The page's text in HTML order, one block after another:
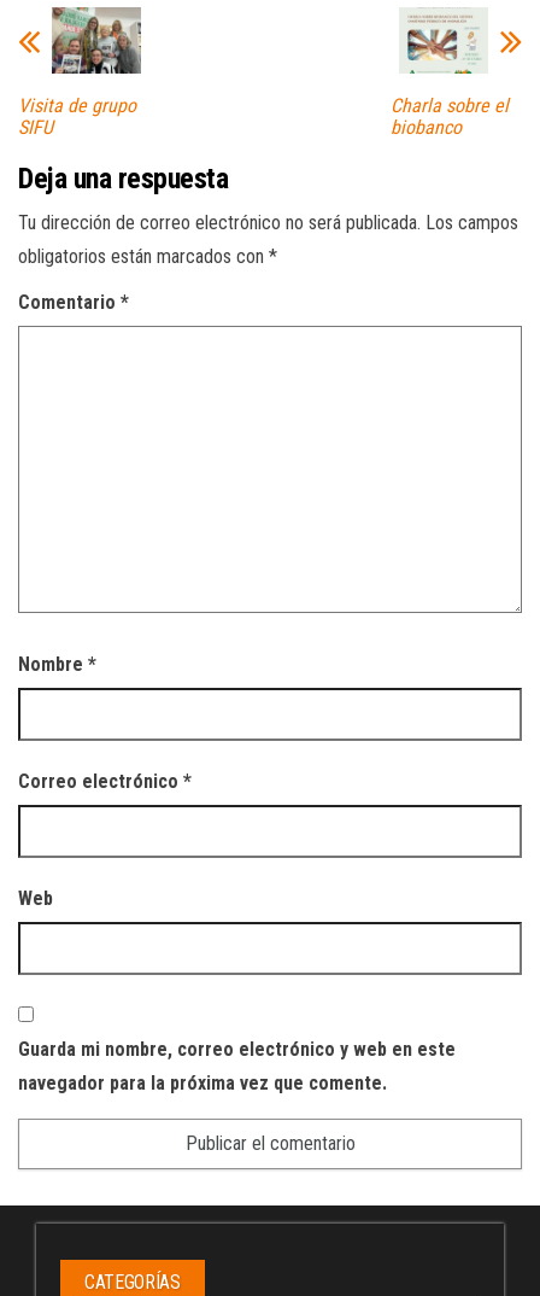
Visita de grupo
SIFU
Charla sobre el
biobanco
Deja una respuesta
Tu dirección de correo electrónico no será publicada. Los campos
obligatorios están marcados con *
Comentario *
Nombre *
Correo electrónico *
Web
Guarda mi nombre, correo electrónico y web en este
navegador para la próxima vez que comente.
CATEGORÍAS